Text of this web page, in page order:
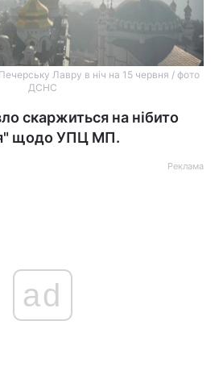
Лавру в ніч на 15 червня / фото
ДСНС
скаржиться на нібито
щодо УПЦ МП.
Реклама
ad